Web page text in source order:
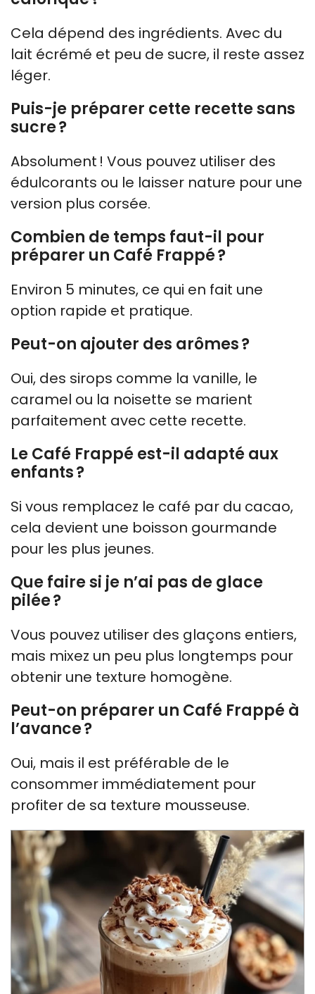
Cela dépend des ingrédients. Avec du
lait écrémé et peu de sucre, il reste assez
léger.
Puis-je préparer cette recette sans
sucre ?
Absolument ! Vous pouvez utiliser des
édulcorants ou le laisser nature pour une
version plus corsée.
Combien de temps faut-il pour
préparer un Café Frappé ?
Environ 5 minutes, ce qui en fait une
option rapide et pratique.
Peut-on ajouter des arômes ?
Oui, des sirops comme la vanille, le
caramel ou la noisette se marient
parfaitement avec cette recette.
Le Café Frappé est-il adapté aux
enfants ?
Si vous remplacez le café par du cacao,
cela devient une boisson gourmande
pour les plus jeunes.
Que faire si je n’ai pas de glace
pilée ?
Vous pouvez utiliser des glaçons entiers,
mais mixez un peu plus longtemps pour
obtenir une texture homogène.
Peut-on préparer un Café Frappé à
l’avance ?
Oui, mais il est préférable de le
consommer immédiatement pour
profiter de sa texture mousseuse.